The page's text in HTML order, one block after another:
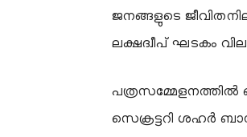
ജനങ്ങളുടെ
ലക്ഷദ്വീപ് ഘടകം
പത്രസമ്മേളനത്തിൽ
സെക്രട്ടറി ശഹർ